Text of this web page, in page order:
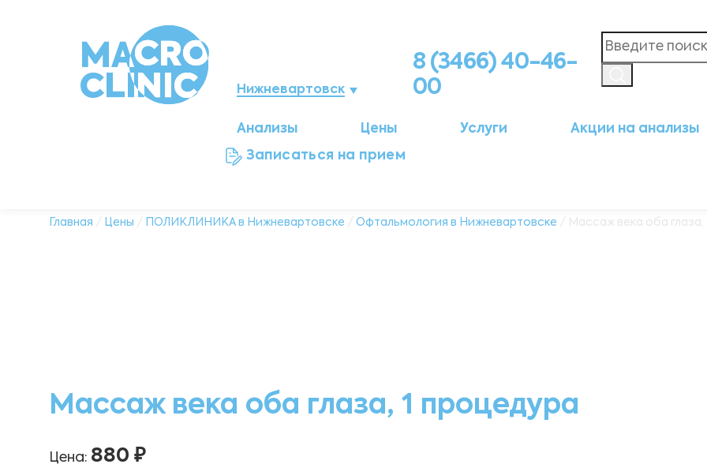
Нижневартовск
Мегион
8 (3466) 40-46-
00
Анализы Цены Услуги Акции на анализы
Записаться на прием
Главная / Цены / ПОЛИКЛИНИКА в Нижневартовске / Офтальмология в Нижневартовске / Массаж века оба глаза,
Массаж века оба глаза, 1 процедура
Цена: 880 ₽